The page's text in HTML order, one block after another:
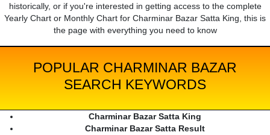
historically, or if you're interested in getting access to the complete
Yearly Chart or Monthly Chart for Charminar Bazar Satta King, this is
the page with everything you need to know
POPULAR CHARMINAR BAZAR
SEARCH KEYWORDS
Charminar Bazar Satta King
Charminar Bazar Satta Result